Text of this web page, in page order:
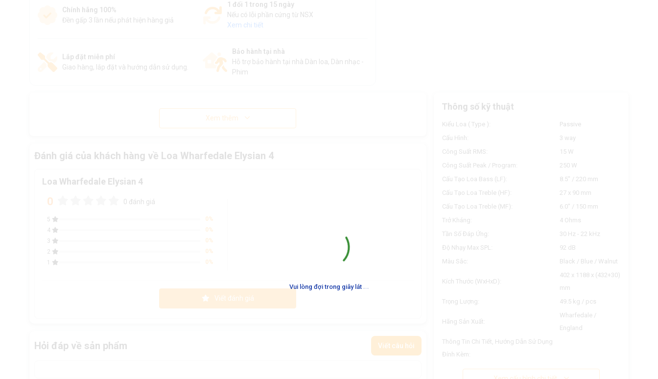
Vui lòng đợi trong giây lát ...
Chính hãng 100%
Đền gấp 3 lần nếu phát hiện hàng giả
1 đổi 1 trong 15 ngày
Nếu có lỗi phần cứng từ NSX
Xem chi tiết
Lắp đặt miễn phí
Giao hàng, lắp đặt và hướng dẫn sử dụng.
Bảo hành tại nhà
Hỗ trợ bảo hành tại nhà Dàn loa, Dàn nhạc -
Phim
Xem thêm
Đánh giá của khách hàng về Loa Wharfedale Elysian 4
Loa Wharfedale Elysian 4
0 0 đánh giá
5
0%
4
0%
3
0%
2
0%
1
0%
Viết đánh giá
Hỏi đáp về sản phẩm Viết câu hỏi
Thông số kỹ thuật
Kiểu Loa ( Type ):
Passive
Cấu Hình:
3 way
Công Suất RMS:
15 W
Công Suất Peak / Program:
250 W
Cấu Tạo Loa Bass (LF):
8.5" / 220 mm
Cấu Tạo Loa Treble (HF):
27 x 90 mm
Cấu Tạo Loa Treble (MF):
6.0" / 150 mm
Trở Kháng:
4 Ohms
Tần Số Đáp Ứng:
30 Hz - 22 kHz
Độ Nhạy Max SPL:
92 dB
Màu Sắc:
Black / Blue / Walnut
Kích Thước (WxHxD):
402 x 1188 x (432+30)
mm
Trọng Lượng:
49.5 kg / pcs
Hãng Sản Xuất:
Wharfedale /
England
Thông Tin Chi Tiết, Hướng Dẫn Sử Dụng
Đính Kèm: